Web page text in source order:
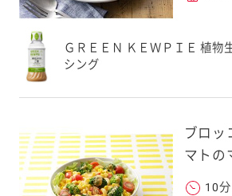
ＧＲＥＥＮ ＫＥＷＰＩＥ 植物
シング
ブロッ
マトの
10分